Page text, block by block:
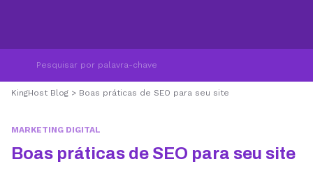
KingHost Blog > Boas práticas de SEO para seu site
MARKETING DIGITAL
Boas práticas de SEO para seu site